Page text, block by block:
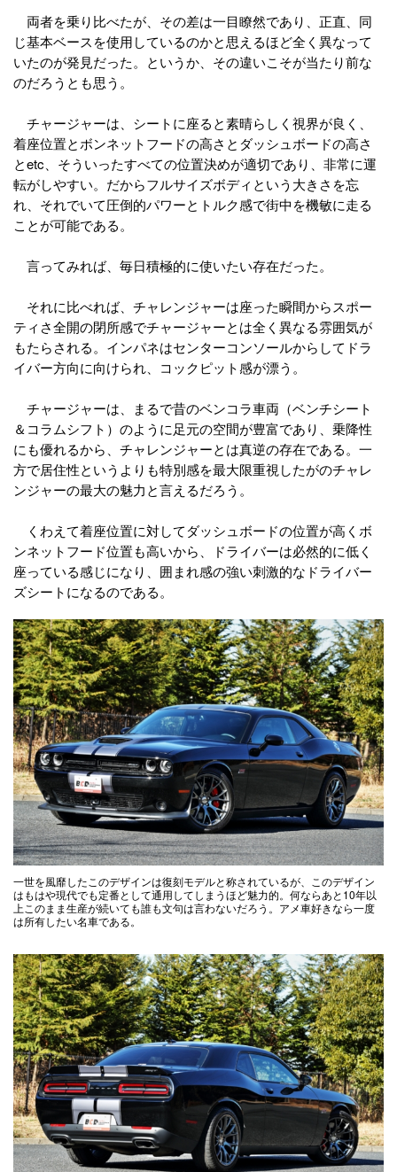
両者を乗り比べたが、その差は一目瞭然であり、正直、同
じ基本ベースを使用しているのかと思えるほど全く異なって
いたのが発見だった。というか、その違いこそが当たり前な
のだろうとも思う。
チャージャーは、シートに座ると素晴らしく視界が良く、
着座位置とボンネットフードの高さとダッシュボードの高さ
とetc、そういったすべての位置決めが適切であり、非常に運
転がしやすい。だからフルサイズボディという大きさを忘
れ、それでいて圧倒的パワーとトルク感で街中を機敏に走る
ことが可能である。
言ってみれば、毎日積極的に使いたい存在だった。
それに比べれば、チャレンジャーは座った瞬間からスポー
ティさ全開の閉所感でチャージャーとは全く異なる雰囲気が
もたらされる。インパネはセンターコンソールからしてドラ
イバー方向に向けられ、コックピット感が漂う。
チャージャーは、まるで昔のベンコラ車両（ベンチシート
＆コラムシフト）のように足元の空間が豊富であり、乗降性
にも優れるから、チャレンジャーとは真逆の存在である。一
方で居住性というよりも特別感を最大限重視したがのチャレ
ンジャーの最大の魅力と言えるだろう。
くわえて着座位置に対してダッシュボードの位置が高くボ
ンネットフード位置も高いから、ドライバーは必然的に低く
座っている感じになり、囲まれ感の強い刺激的なドライバー
ズシートになるのである。
一世を風靡したこのデザインは復刻モデルと称されているが、このデザイン
はもはや現代でも定番として通用してしまうほど魅力的。何ならあと10年以
上このまま生産が続いても誰も文句は言わないだろう。アメ車好きなら一度
は所有したい名車である。